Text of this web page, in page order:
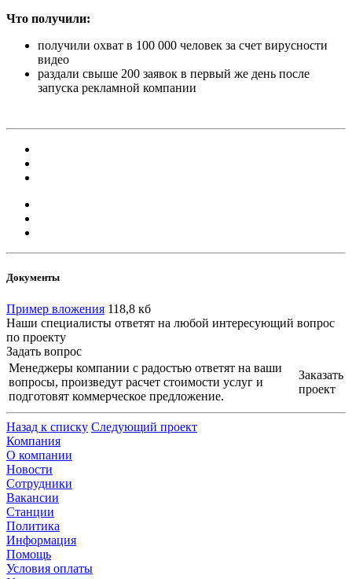
Что получили:
получили охват в 100 000 человек за счет вирусности
видео
раздали свыше 200 заявок в первый же день после
запуска рекламной компании
Документы
Пример вложения 118,8 кб
Наши специалисты ответят на любой интересующий вопрос
по проекту
Задать вопрос
Менеджеры компании с радостью ответят на ваши
вопросы, произведут расчет стоимости услуг и
подготовят коммерческое предложение.
Заказать
проект
Назад к списку Следующий проект
Компания
О компании
Новости
Сотрудники
Вакансии
Станции
Политика
Информация
Помощь
Условия оплаты